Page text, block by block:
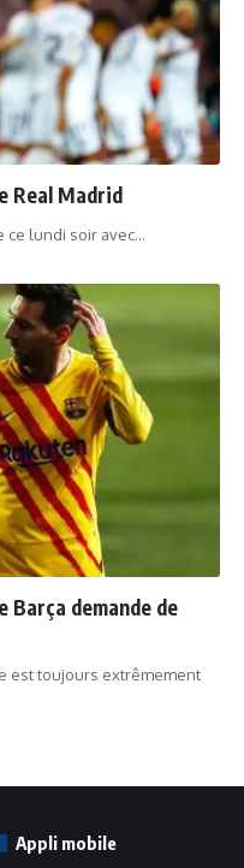
Real Madrid
ce lundi soir avec…
Barça demande de
est toujours extrêmement
Appli mobile